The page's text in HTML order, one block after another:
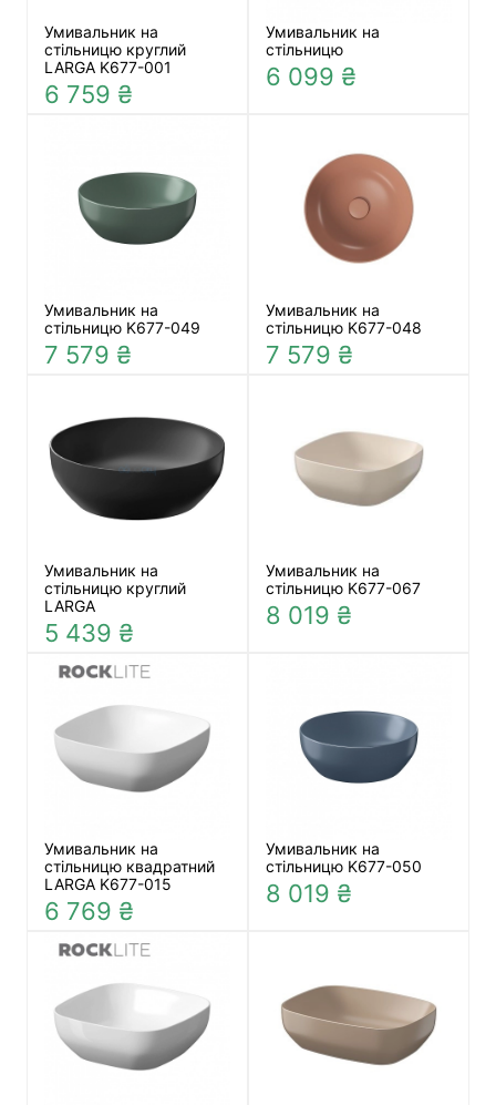
Умивальник на
стільницю круглий
LARGA K677-001
6 759 ₴
Умивальник на
стільницю
6 099 ₴
Умивальник на
стільницю K677-049
7 579 ₴
Умивальник на
стільницю K677-048
7 579 ₴
Умивальник на
стільницю круглий
LARGA
5 439 ₴
Умивальник на
стільницю K677-067
8 019 ₴
Умивальник на
стільницю квадратний
LARGA K677-015
6 769 ₴
Умивальник на
стільницю K677-050
8 019 ₴